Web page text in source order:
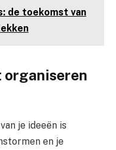
de toekomst van
organiseren
je ideeën is
en je